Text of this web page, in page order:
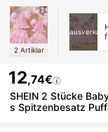
2 Artiklar
12,74€
SHEIN 2 Stücke
s Spitzenbesatz